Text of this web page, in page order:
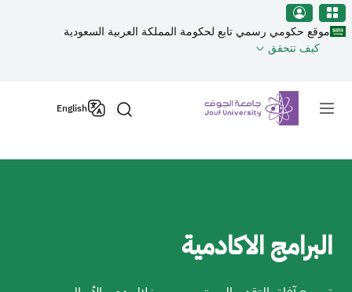
منطقة الجوف-جامعة الجوف
تجاوز إلى المحتوى الرئيسي
موقع حكومي رسمي تابع لحكومة المملكة العربية السعودية
كيف تتحقق
Primary menu
English
البرامج الاكادمية